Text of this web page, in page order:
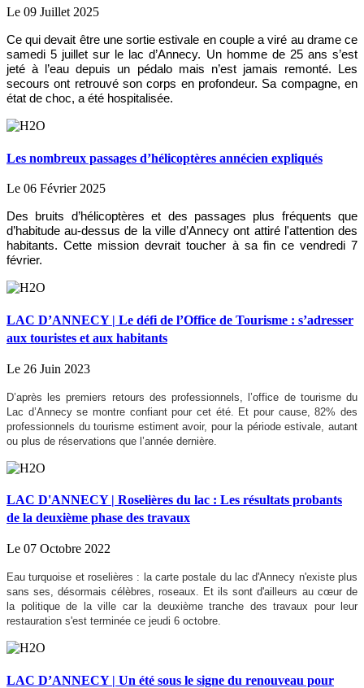
Le 09 Juillet 2025
Ce qui devait être une sortie estivale en couple a viré au drame ce
samedi 5 juillet sur le lac d’Annecy. Un homme de 25 ans s’est
jeté à l’eau depuis un pédalo mais n’est jamais remonté. Les
secours ont retrouvé son corps en profondeur. Sa compagne, en
état de choc, a été hospitalisée.
Les nombreux passages d’hélicoptères annécien expliqués
Le 06 Février 2025
Des bruits d’hélicoptères et des passages plus fréquents que
d’habitude au-dessus de la ville d’Annecy ont attiré l'attention des
habitants. Cette mission devrait toucher à sa fin ce vendredi 7
février.
LAC D’ANNECY | Le défi de l’Office de Tourisme : s’adresser
aux touristes et aux habitants
Le 26 Juin 2023
D’après les premiers retours des professionnels, l’office de tourisme du
Lac d’Annecy se montre confiant pour cet été. Et pour cause, 82% des
professionnels du tourisme estiment avoir, pour la période estivale, autant
ou plus de réservations que l’année dernière.
LAC D'ANNECY | Roselières du lac : Les résultats probants
de la deuxième phase des travaux
Le 07 Octobre 2022
Eau turquoise et roselières : la carte postale du lac d'Annecy n'existe plus
sans ses, désormais célèbres, roseaux. Et ils sont d'ailleurs au cœur de
la politique de la ville car la deuxième tranche des travaux pour leur
restauration s'est terminée ce jeudi 6 octobre.
LAC D’ANNECY | Un été sous le signe du renouveau pour